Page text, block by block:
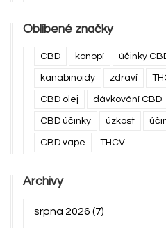
Oblíbené značky
CBD konopí účinky
kanabinoidy zdraví
CBD olej dávkování CBD
CBD účinky úzkost
CBD vape THCV
Archivy
srpna 2026 (7)